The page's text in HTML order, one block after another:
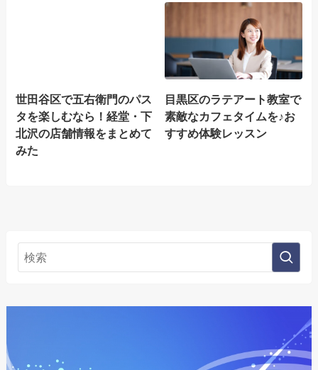
世田谷区で五右衛門のパス
タを楽しむなら！経堂・下
北沢の店舗情報をまとめて
みた
目黒区のラテアート教室で
素敵なカフェタイムを♪お
すすめ体験レッスン